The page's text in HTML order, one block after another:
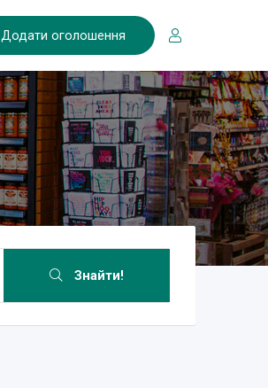
Додати оголошення
Знайти!